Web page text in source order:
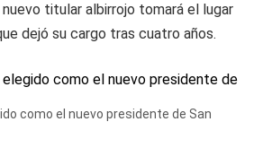
titular albirrojo tomará el lugar
dejó su cargo tras cuatro años.
como el nuevo presidente de San